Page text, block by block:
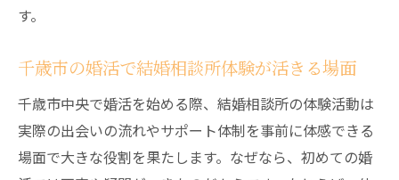
す。
千歳市の婚活で結婚相談所体験が活きる場面
千歳市中央で婚活を始める際、結婚相談所の体験活動は
実際の出会いの流れやサポート体制を事前に体感できる
場面で大きな役割を果たします。なぜなら、初めての婚